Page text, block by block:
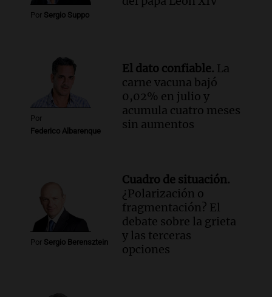
Por Sergio Suppo
Por
Federico Albarenque
El dato confiable. La
carne vacuna bajó
0,02% en julio y
acumula cuatro meses
sin aumentos
Por Sergio Berensztein
Cuadro de situación.
¿Polarización o
fragmentación? El
debate sobre la grieta
y las terceras
opciones